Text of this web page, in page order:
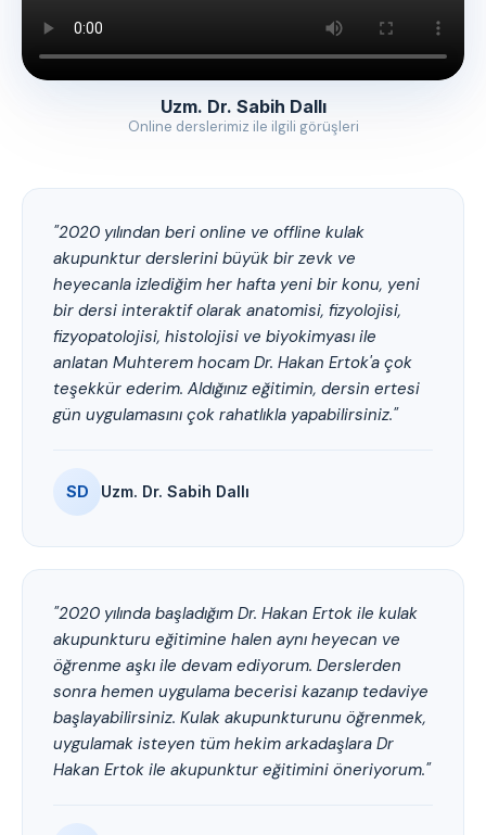
Uzm. Dr. Sabih Dallı
Online derslerimiz ile ilgili görüşleri
"2020 yılından beri online ve offline kulak
akupunktur derslerini büyük bir zevk ve
heyecanla izlediğim her hafta yeni bir konu, yeni
bir dersi interaktif olarak anatomisi, fizyolojisi,
fizyopatolojisi, histolojisi ve biyokimyası ile
anlatan Muhterem hocam Dr. Hakan Ertok'a çok
teşekkür ederim. Aldığınız eğitimin, dersin ertesi
gün uygulamasını çok rahatlıkla yapabilirsiniz."
SD Uzm. Dr. Sabih Dallı
"2020 yılında başladığım Dr. Hakan Ertok ile kulak
akupunkturu eğitimine halen aynı heyecan ve
öğrenme aşkı ile devam ediyorum. Derslerden
sonra hemen uygulama becerisi kazanıp tedaviye
başlayabilirsiniz. Kulak akupunkturunu öğrenmek,
uygulamak isteyen tüm hekim arkadaşlara Dr
Hakan Ertok ile akupunktur eğitimini öneriyorum."